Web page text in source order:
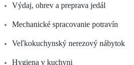
Výdaj, ohrev a preprava jedál
Mechanické spracovanie potravín
Veľkokuchynský nerezový nábytok
Hygiena v kuchyni